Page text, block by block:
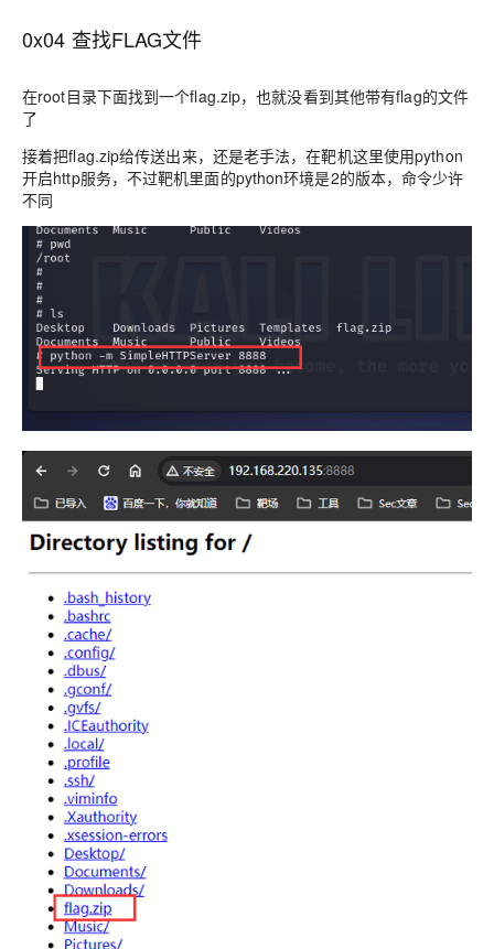
0x04 查找FLAG文件
在root目录下面找到一个flag.zip，也就没看到其他带有flag的文件
了
接着把flag.zip给传送出来，还是老手法，在靶机这里使用python
开启http服务，不过靶机里面的python环境是2的版本，命令少许
不同